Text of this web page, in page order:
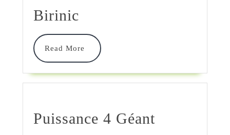
Birinic
Read More
Read
More
Puissance 4 Géant